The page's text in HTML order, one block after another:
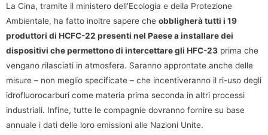
La Cina, tramite il ministero dell’Ecologia e della Protezione
Ambientale, ha fatto inoltre sapere che obbligherà tutti i 19
produttori di HCFC-22 presenti nel Paese a installare dei
dispositivi che permettono di intercettare gli HFC-23 prima che
vengano rilasciati in atmosfera. Saranno approntate anche delle
misure – non meglio specificate – che incentiveranno il ri-uso degli
idrofluorocarburi come materia prima seconda in altri processi
industriali. Infine, tutte le compagnie dovranno fornire su base
annuale i dati delle loro emissioni alle Nazioni Unite.